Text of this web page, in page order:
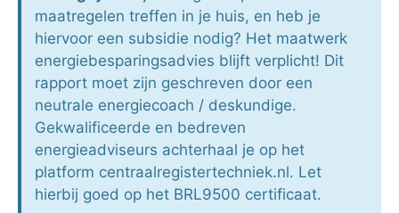
maatregelen treffen in je huis, en heb je
hiervoor een subsidie nodig? Het maatwerk
energiebesparingsadvies blijft verplicht! Dit
rapport moet zijn geschreven door een
neutrale energiecoach / deskundige.
Gekwalificeerde en bedreven
energieadviseurs achterhaal je op het
platform centraalregistertechniek.nl. Let
hierbij goed op het BRL9500 certificaat.